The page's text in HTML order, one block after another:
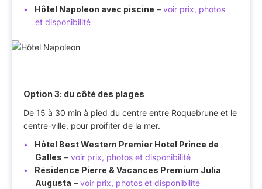
Hôtel Napoleon avec piscine – voir prix, photos
et disponibilité
Option 3: du côté des plages
De 15 à 30 min à pied du centre entre Roquebrune et le
centre-ville, pour proifiter de la mer.
Hôtel Best Western Premier Hotel Prince de
Galles – voir prix, photos et disponibilité
Résidence Pierre & Vacances Premium Julia
Augusta – voir prix, photos et disponibilité